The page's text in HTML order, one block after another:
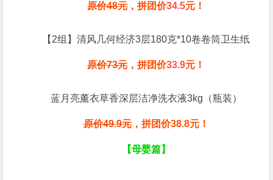
原价48元，拼团价34.5元！
【2组】清风几何经济3层180克*10卷卷筒卫生纸
原价73元，拼团价33.9元！
蓝月亮薰衣草香深层洁净洗衣液3kg（瓶装）
原价49.9元，拼团价38.8元！
【母婴篇】